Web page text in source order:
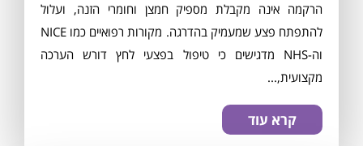
הרקמה אינה מקבלת מספיק חמצן וחומרי הזנה, ועלול
להתפתח פצע שמעמיק בהדרגה. מקורות רפואיים כמו NICE
וה-NHS מדגישים כי טיפול בפצעי לחץ דורש הערכה
מקצועית,...
קרא עוד